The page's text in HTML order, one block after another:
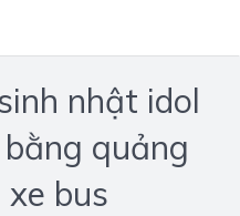
nhật idol
bằng quảng
bus